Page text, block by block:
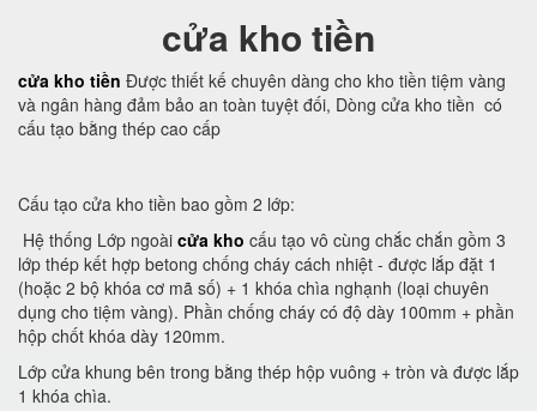
cửa kho tiền
cửa kho tiền Được thiết kế chuyên dàng cho kho tiền tiệm vàng
và ngân hàng đảm bảo an toàn tuyệt đối, Dòng cửa kho tiền có
cấu tạo bằng thép cao cấp
Cấu tạo cửa kho tiền bao gồm 2 lớp:
Hệ thống Lớp ngoài cửa kho cấu tạo vô cùng chắc chắn gồm 3
lớp thép kết hợp betong chống cháy cách nhiệt - được lắp đặt 1
(hoặc 2 bộ khóa cơ mã số) + 1 khóa chìa nghạnh (loại chuyên
dụng cho tiệm vàng). Phần chống cháy có độ dày 100mm + phần
hộp chốt khóa dày 120mm.
Lớp cửa khung bên trong bằng thép hộp vuông + tròn và được lắp
1 khóa chìa.